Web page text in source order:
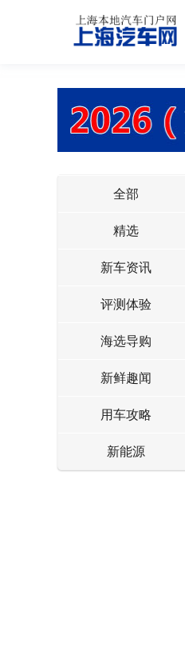
全部
精选
新车资讯
评测体验
海选导购
新鲜趣闻
用车攻略
新能源